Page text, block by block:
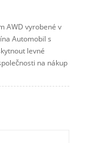
AWD vyrobené v
Automobil s
levné
na nákup